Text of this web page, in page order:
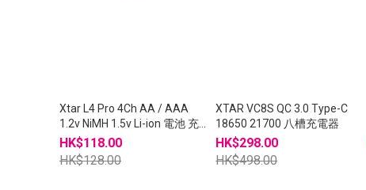
Xtar L4 Pro 4Ch AA / AAA
1.2v NiMH 1.5v Li-ion 電池 充
電器
HK$118.00
HK$128.00
XTAR VC8S QC 3.0 Type-C
18650 21700 八槽充電器
HK$298.00
HK$498.00